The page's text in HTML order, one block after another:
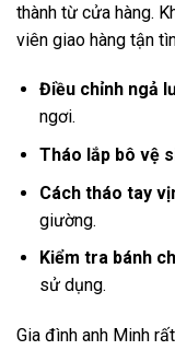
thành từ cửa hàng.
viên giao hàng tận
Điều chỉnh ngả
ngơi.
Tháo lắp bô vệ
Cách tháo tay
giường.
Kiểm tra bánh
sử dụng.
Gia đình anh Minh